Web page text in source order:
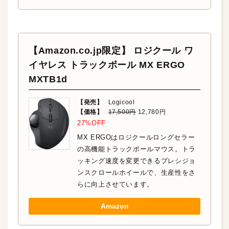
【Amazon.co.jp限定】 ロジクール ワ
イヤレス トラックボール MX ERGO
MXTB1d
【発売】
Logicool
【価格】
17,500円 12,780円
27%OFF
MX ERGOはロジクールロングセラー
の高機能トラックボールマウス。トラ
ッキング速度を変更できるプレシジョ
ンスクロールホイールで、生産性をさ
らに向上させています。
Amazon